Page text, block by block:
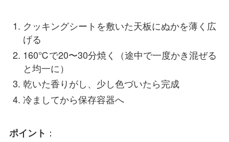
クッキングシートを敷いた天板にぬかを薄く広
げる
160℃で20〜30分焼く（途中で一度かき混ぜる
と均一に）
乾いた香りがし、少し色づいたら完成
冷ましてから保存容器へ
ポイント ：